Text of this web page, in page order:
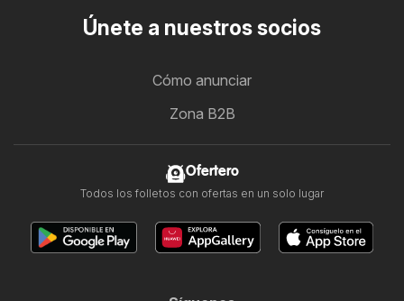
Únete a nuestros socios
Cómo anunciar
Zona B2B
Ofertero
Todos los folletos con ofertas en un solo lugar